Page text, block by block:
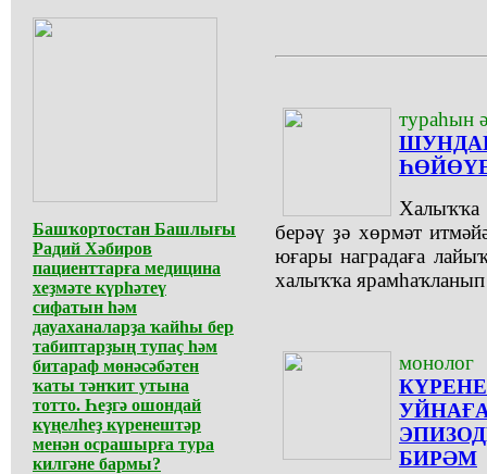
Башҡортостан Башлығы
Радий Хәбиров
пациенттарға медицина
хеҙмәте күрһәтеү
сифатын һәм
дауаханаларҙа ҡайһы бер
табиптарҙың тупаҫ һәм
битараф мөнәсәбәтен
ҡаты тәнҡит утына
тотто. Һеҙгә ошондай
күңелһеҙ күренештәр
менән осрашырға тура
килгәне бармы?
тураһын
берәү ҙә хөрмәт
юғары наградаға
халыҡҡа ярамһаҡланып
монолог
БИРӘМ